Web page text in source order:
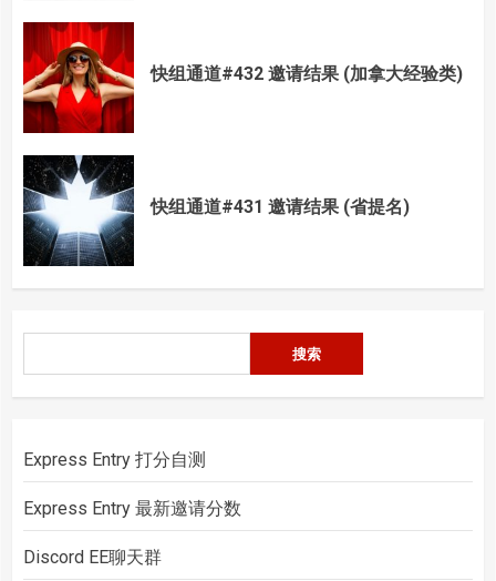
快组通道#432 邀请结果 (加拿大经验类)
快组通道#431 邀请结果 (省提名)
索
搜索
Express Entry 打分自测
Express Entry 最新邀请分数
Discord EE聊天群